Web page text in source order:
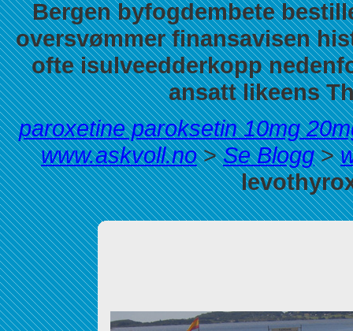
Bergen byfogdembete
oversvømmer finansavisen
ofte isulveedderkopp
ansatt likeens
paroxetine paroksetin 10mg
www.askvoll.no>Se Blogg>